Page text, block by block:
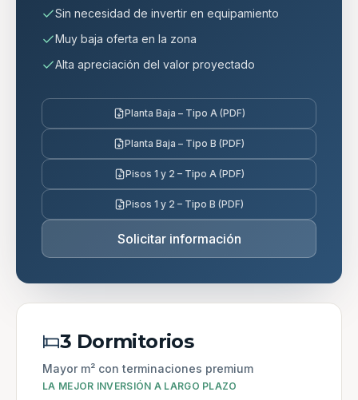
Sin necesidad de invertir en equipamiento
Muy baja oferta en la zona
Alta apreciación del valor proyectado
Planta Baja – Tipo A (PDF)
Planta Baja – Tipo B (PDF)
Pisos 1 y 2 – Tipo A (PDF)
Pisos 1 y 2 – Tipo B (PDF)
Solicitar información
3 Dormitorios
Mayor m² con terminaciones premium
LA MEJOR INVERSIÓN A LARGO PLAZO